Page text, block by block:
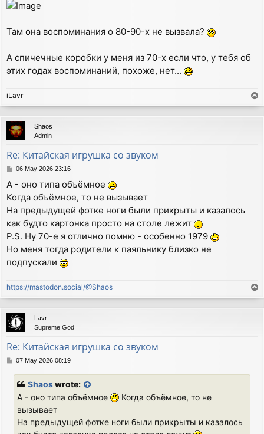
Там она воспоминания о 80-90-х не вызвала?
А спичечные коробки у меня из 70-х если что, у тебя об
этих годах воспоминаний, похоже, нет...
iLavr
o
p
Shaos
Admin
Re: Китайская игрушка со звуком
P
s
t
06 May 2026 23:16
А - оно типа объёмное
Когда объёмное, то не вызывает
На предыдущей фотке ноги были прикрыты и казалось
как будто картонка просто на столе лежит
P.S. Ну 70-е я отлично помню - особенно 1979
Но меня тогда родители к паяльнику близко не
подпускали
https://mastodon.social/@Shaos
o
p
Lavr
Supreme God
Re: Китайская игрушка со звуком
P07 May 2026 08:19
Shaoswrote:
А - оно типа объёмное
Когда объёмное, то не
вызывает
На предыдущей фотке ноги были прикрыты и казалось